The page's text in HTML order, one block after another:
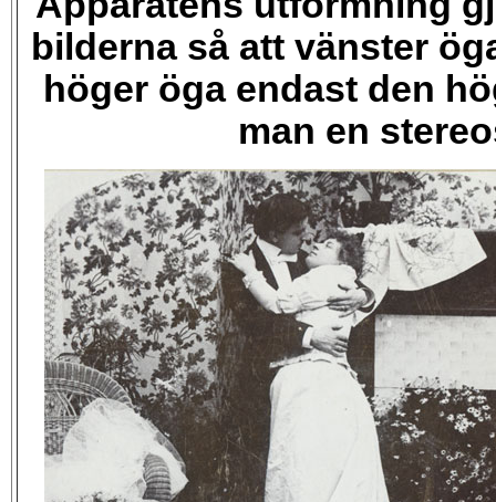
bilderna så att vänster
höger öga endast den
man en